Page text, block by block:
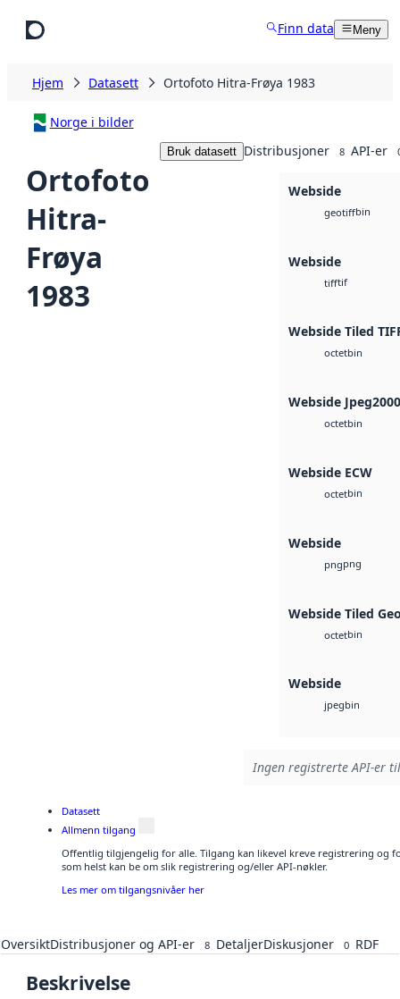
Finn data Meny
Hjem Datasett Ortofoto Hitra-Frøya 1983
Norge i bilder
Ortofoto
Hitra-
Frøya
1983
Bruk datasett Distribusjoner 8 API-er
Webside
geotiffbin
Webside
tifftif
Webside Tiled
octetbin
Webside Jpeg2000
octetbin
Webside ECW
octetbin
Webside
pngpng
Webside Tiled
octetbin
Webside
jpegbin
Ingen registrerte API-er
Datasett
Allmenn tilgang
Offentlig tilgjengelig for alle. Tilgang kan likevel kreve registrering og
som helst kan be om slik registrering og/eller API-nøkler.
Les mer om tilgangsnivåer her
OversiktDistribusjoner og API-er 8 DetaljerDiskusjoner 0 RDF
Beskrivelse